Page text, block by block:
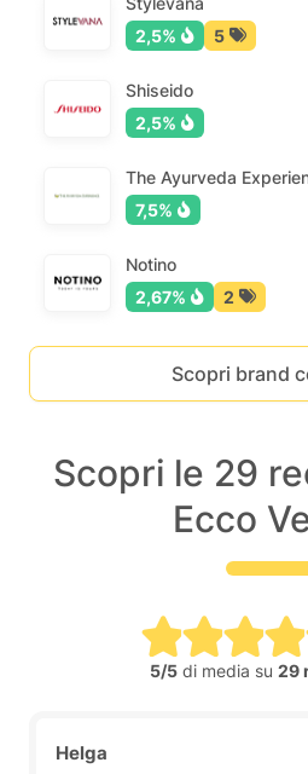
2,5%
5
Shiseido
2,5%
The Ayurveda
7,5%
Notino
2,67%
2
Scopri brand
Scopri le 29
Ecco
5/5 di media su 29
Helga